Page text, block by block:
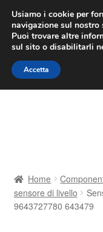
Lun-Ven
Vai
alla
navigazione
Vai
al
contenuto
Consegna
Home
sensore di livello
9643727780 643479
Usiamo i cookie per
navigazione sul nostro
Puoi trovare altre
sul sito o disabilitarli
Accetta